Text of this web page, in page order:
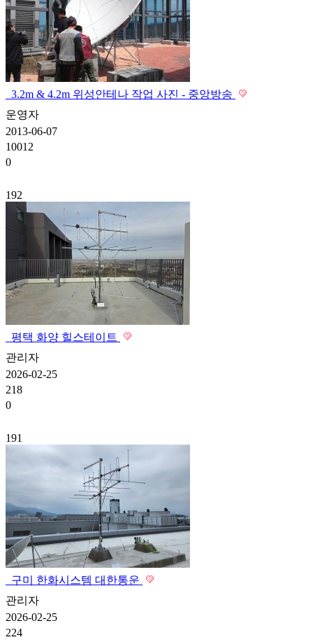
3.2m & 4.2m 위성안테나 작업 사진 - 중앙방송
운영자
2013-06-07
10012
0
192
평택 화양 힐스테이트
관리자
2026-02-25
218
0
191
구미 한화시스템 대한통운
관리자
2026-02-25
224